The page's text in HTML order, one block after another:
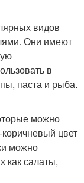
видов
Они имеют
в
паста и рыба.
можно
цвет
можно
как салаты,